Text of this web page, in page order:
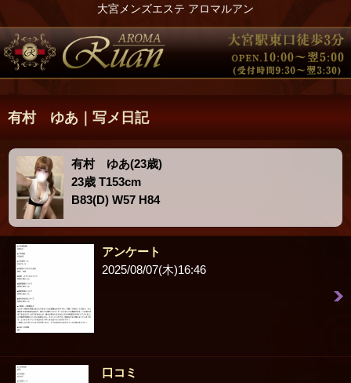
大宮メンズエステ アロマルアン
有村 ゆあ｜写メ日記
有村 ゆあ(23歳)
23歳 T153cm
B83(D) W57 H84
アンケート
2025/08/07(木)16:46
口コミ